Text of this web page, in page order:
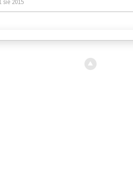
sie 2015